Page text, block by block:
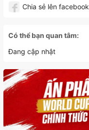
Chia sẻ lên facebook
Có thể bạn quan tâm:
Đang cập nhật